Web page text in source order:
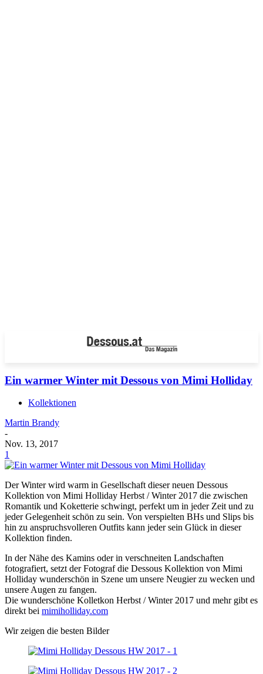
Ein warmer Winter mit Dessous von Mimi Holliday
Kollektionen
Martin Brandy
-
Nov. 13, 2017
1
Der Winter wird warm in Gesellschaft dieser neuen Dessous
Kollektion von Mimi Holliday Herbst / Winter 2017 die zwischen
Romantik und Koketterie schwingt, perfekt um in jeder Zeit und zu
jeder Gelegenheit schön zu sein. Von verspielten BHs und Slips bis
hin zu anspruchsvolleren Outfits kann jeder sein Glück in dieser
Kollektion finden.
In der Nähe des Kamins oder in verschneiten Landschaften
fotografiert, setzt der Fotograf die Dessous Kollektion von Mimi
Holliday wunderschön in Szene um unsere Neugier zu wecken und
unsere Augen zu fangen.
Die wunderschöne Kolletkon Herbst / Winter 2017 und mehr gibt es
direkt bei mimiholliday.com
Wir zeigen die besten Bilder